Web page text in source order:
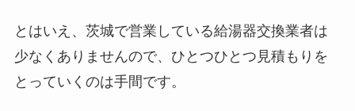
とはいえ、茨城で営業している給湯器交換業者は
少なくありませんので、ひとつひとつ見積もりを
とっていくのは手間です。